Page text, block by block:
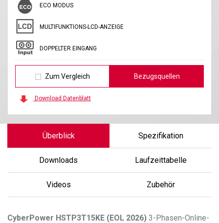
ECO MODUS
MULTIFUNKTIONS-LCD-ANZEIGE
DOPPELTER EINGANG
Zum Vergleich Bezugsquellen
Download Datenblatt
Überblick Spezifikation
Downloads Laufzeittabelle
Videos Zubehör
CyberPower HSTP3T15KE (EOL 2026) 3-Phasen-Online-